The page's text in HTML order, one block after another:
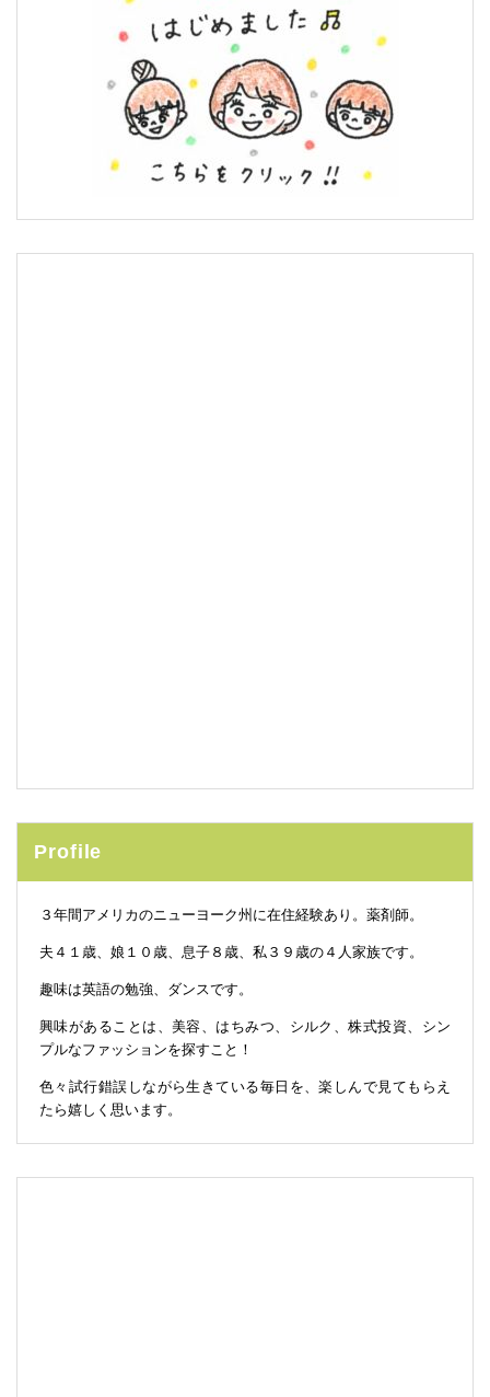
Profile
３年間アメリカのニューヨーク州に在住経験あり。薬剤師。
夫４１歳、娘１０歳、息子８歳、私３９歳の４人家族です。
趣味は英語の勉強、ダンスです。
興味があることは、美容、はちみつ、シルク、株式投資、シン
プルなファッションを探すこと！
色々試行錯誤しながら生きている毎日を、楽しんで見てもらえ
たら嬉しく思います。